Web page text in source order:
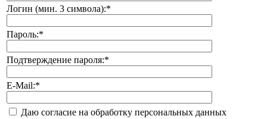
Логин (мин. 3 символа):*
Пароль:*
Подтверждение пароля:*
E-Mail:*
Даю согласие на обработку персональных данных